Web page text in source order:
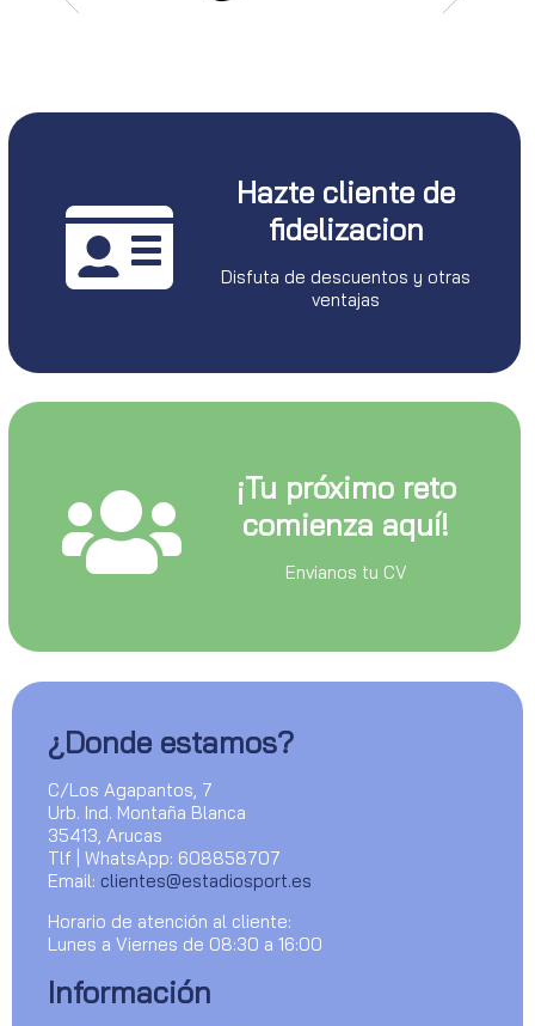
Hazte cliente de
fidelizacion
Disfuta de descuentos y otras
ventajas
¡Tu próximo reto
comienza aquí!
Envianos tu CV
¿Donde estamos?
C/Los Agapantos, 7
Urb. Ind. Montaña Blanca
35413, Arucas
Tlf | WhatsApp: 608858707
Email: clientes@estadiosport.es
Horario de atención al cliente:
Lunes a Viernes de 08:30 a 16:00
Información